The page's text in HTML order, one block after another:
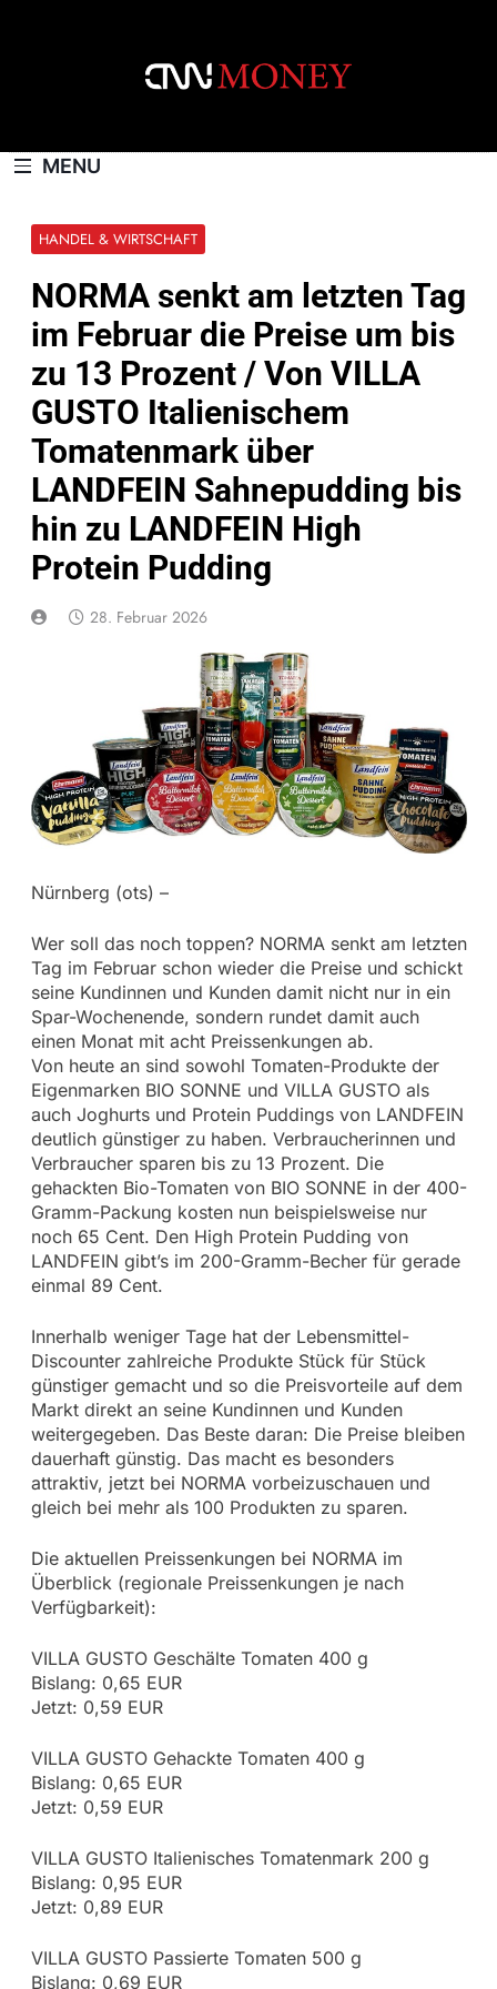
MENU
HANDEL & WIRTSCHAFT
NORMA senkt am letzten Tag
im Februar die Preise um bis
zu 13 Prozent / Von VILLA
GUSTO Italienischem
Tomatenmark über
LANDFEIN Sahnepudding bis
hin zu LANDFEIN High
Protein Pudding
28. Februar 2026
Nürnberg (ots) –
Wer soll das noch toppen? NORMA senkt am letzten
Tag im Februar schon wieder die Preise und schickt
seine Kundinnen und Kunden damit nicht nur in ein
Spar-Wochenende, sondern rundet damit auch
einen Monat mit acht Preissenkungen ab.
Von heute an sind sowohl Tomaten-Produkte der
Eigenmarken BIO SONNE und VILLA GUSTO als
auch Joghurts und Protein Puddings von LANDFEIN
deutlich günstiger zu haben. Verbraucherinnen und
Verbraucher sparen bis zu 13 Prozent. Die
gehackten Bio-Tomaten von BIO SONNE in der 400-
Gramm-Packung kosten nun beispielsweise nur
noch 65 Cent. Den High Protein Pudding von
LANDFEIN gibt’s im 200-Gramm-Becher für gerade
einmal 89 Cent.
Innerhalb weniger Tage hat der Lebensmittel-
Discounter zahlreiche Produkte Stück für Stück
günstiger gemacht und so die Preisvorteile auf dem
Markt direkt an seine Kundinnen und Kunden
weitergegeben. Das Beste daran: Die Preise bleiben
dauerhaft günstig. Das macht es besonders
attraktiv, jetzt bei NORMA vorbeizuschauen und
gleich bei mehr als 100 Produkten zu sparen.
Die aktuellen Preissenkungen bei NORMA im
Überblick (regionale Preissenkungen je nach
Verfügbarkeit):
VILLA GUSTO Geschälte Tomaten 400 g
Bislang: 0,65 EUR
Jetzt: 0,59 EUR
VILLA GUSTO Gehackte Tomaten 400 g
Bislang: 0,65 EUR
Jetzt: 0,59 EUR
VILLA GUSTO Italienisches Tomatenmark 200 g
Bislang: 0,95 EUR
Jetzt: 0,89 EUR
VILLA GUSTO Passierte Tomaten 500 g
Bislang: 0,69 EUR